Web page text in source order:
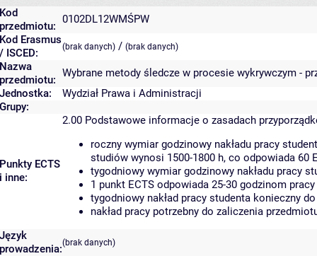
Kod
przedmiotu:
0102DL12WMŚPW
Kod Erasmus
/ ISCED:
(brak danych) / (brak danych)
Nazwa
przedmiotu:
Wybrane metody śledcze w procesie wykrywczym -
Jednostka:
Wydział Prawa i Administracji
Grupy:
Punkty ECTS
i inne:
2.00 Podstawowe informacje o zasadach
roczny wymiar godzinowy nakładu pracy
studiów wynosi 1500-1800 h, co odpowiada 60
tygodniowy wymiar godzinowy nakładu pracy
1 punkt ECTS odpowiada 25-30 godzinom
tygodniowy nakład pracy studenta konieczny
nakład pracy potrzebny do zaliczenia
Język
prowadzenia:(brak danych)